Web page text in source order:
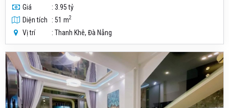
Giá
: 3.95 tỷ
Diện tích
: 51 m2
Vị trí : Thanh Khê, Đà Nẵng